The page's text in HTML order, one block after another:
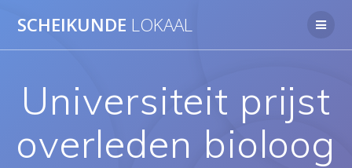
naar
SCHEIKUNDE LOKAAL
Universiteit prijst
overleden bioloog